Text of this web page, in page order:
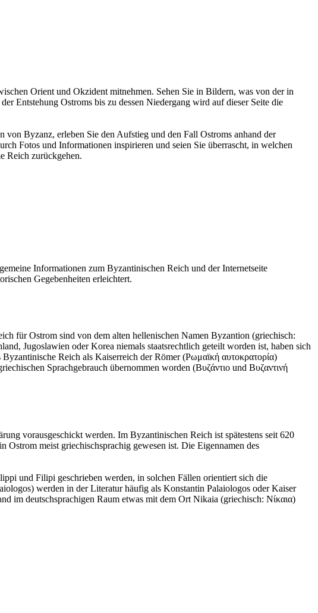
Orient und Okzident mitnehmen. Sehen Sie in Bildern, was von der in
Entstehung Ostroms bis zu dessen Niedergang wird auf dieser Seite die
Byzanz, erleben Sie den Aufstieg und den Fall Ostroms anhand der
Fotos und Informationen inspirieren und seien Sie überrascht, in welchen
Reich zurückgehen.
Informationen zum Byzantinischen Reich und der Internetseite
Gegebenheiten erleichtert.
für Ostrom sind von dem alten hellenischen Namen Byzantion (griechisch:
Jugoslawien oder Korea niemals staatsrechtlich geteilt worden ist, haben sich
Reich als Kaiserreich der Römer (Ρωμαϊκή αυτοκρατορία)
Sprachgebrauch übernommen worden (Βυζάντιο und Βυζαντινή
vorausgeschickt werden. Im Byzantinischen Reich ist spätestens seit 620
meist griechischsprachig gewesen ist. Die Eigennamen des
und Filipi geschrieben werden, in solchen Fällen orientiert sich die
werden in der Literatur häufig als Konstantin Palaiologos oder Kaiser
im deutschsprachigen Raum etwas mit dem Ort Nikaia (griechisch: Νίκαια)